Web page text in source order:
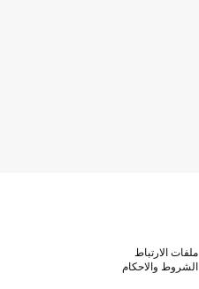
ملفات الارتباط
الشروط والاحكام